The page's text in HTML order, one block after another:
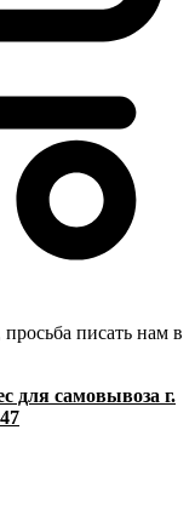
писать нам в
для самовывоза г.